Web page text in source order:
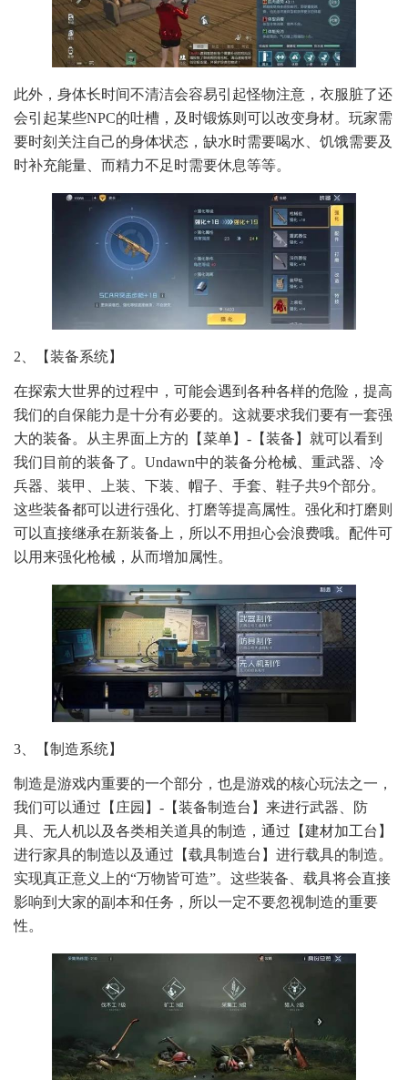
此外，身体长时间不清洁会容易引起怪物注意，衣服脏了还
会引起某些NPC的吐槽，及时锻炼则可以改变身材。玩家需
要时刻关注自己的身体状态，缺水时需要喝水、饥饿需要及
时补充能量、而精力不足时需要休息等等。
2、【装备系统】
在探索大世界的过程中，可能会遇到各种各样的危险，提高
我们的自保能力是十分有必要的。这就要求我们要有一套强
大的装备。从主界面上方的【菜单】-【装备】就可以看到
我们目前的装备了。Undawn中的装备分枪械、重武器、冷
兵器、装甲、上装、下装、帽子、手套、鞋子共9个部分。
这些装备都可以进行强化、打磨等提高属性。强化和打磨则
可以直接继承在新装备上，所以不用担心会浪费哦。配件可
以用来强化枪械，从而增加属性。
3、【制造系统】
制造是游戏内重要的一个部分，也是游戏的核心玩法之一，
我们可以通过【庄园】-【装备制造台】来进行武器、防
具、无人机以及各类相关道具的制造，通过【建材加工台】
进行家具的制造以及通过【载具制造台】进行载具的制造。
实现真正意义上的“万物皆可造”。这些装备、载具将会直接
影响到大家的副本和任务，所以一定不要忽视制造的重要
性。